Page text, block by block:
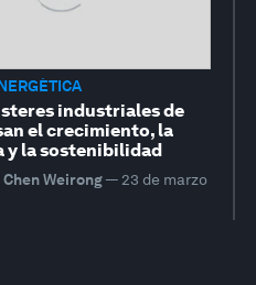
industriales de
el crecimiento, la
y la sostenibilidad
Weirong— 23 de marzo